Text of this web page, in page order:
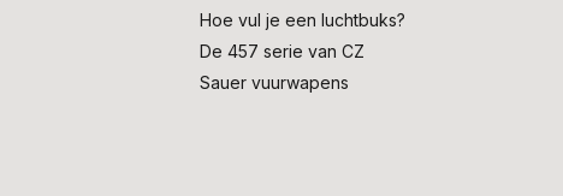
Hoe vul je een luchtbuks?
De 457 serie van CZ
Sauer vuurwapens